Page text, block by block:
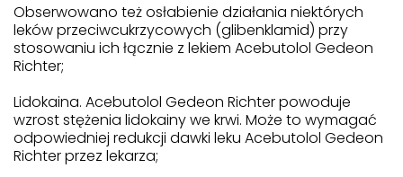
Obserwowano też osłabienie działania niektórych
leków przeciwcukrzycowych (glibenklamid) przy
stosowaniu ich łącznie z lekiem Acebutolol Gedeon
Richter;
Lidokaina. Acebutolol Gedeon Richter powoduje
wzrost stężenia lidokainy we krwi. Może to wymagać
odpowiedniej redukcji dawki leku Acebutolol Gedeon
Richter przez lekarza;